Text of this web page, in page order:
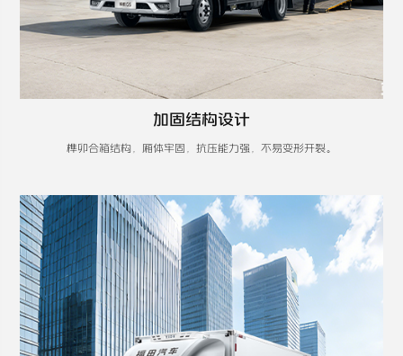
加固结构设计
榫卯合箱结构，厢体牢固，抗压能力强，不易变形开裂。